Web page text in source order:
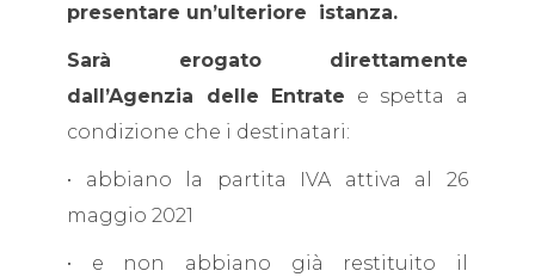
presentare un’ulteriore istanza.
Sarà erogato direttamente
dall’Agenzia delle Entrate e spetta a
condizione che i destinatari:
• abbiano la partita IVA attiva al 26
maggio 2021
• e non abbiano già restituito il